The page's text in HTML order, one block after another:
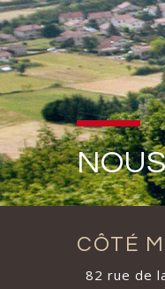
CÔTÉ
82 rue de